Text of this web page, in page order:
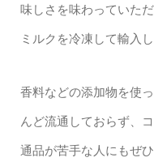
味しさを味わっていた
ミルクを冷凍して輸入し
香料などの添加物を使
んど流通しておらず、
通品が苦手な人にもぜ